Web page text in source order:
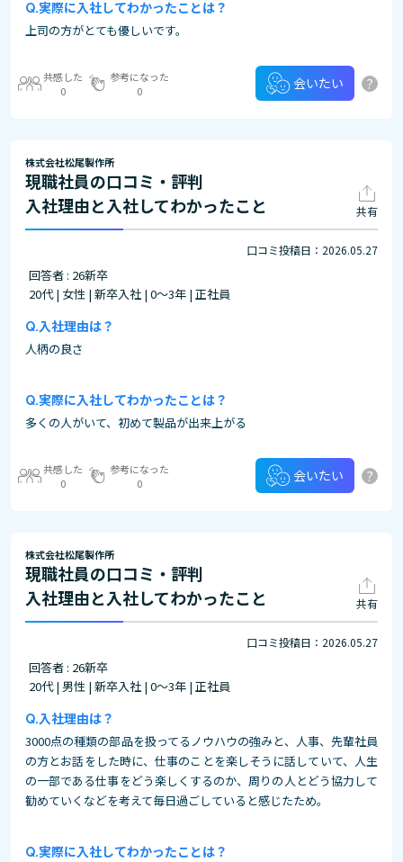
実際に入社してわかったことは？
上司の方がとても優しいです。
共感した
0
参考になった
0
会いたい ?
株式会社松尾製作所
現職社員の口コミ・評判
入社理由と入社してわかったこと
共有
口コミ投稿日：2026.05.27
回答者 : 26新卒
20代 | 女性 | 新卒入社 | 0～3年 | 正社員
入社理由は？
人柄の良さ
実際に入社してわかったことは？
多くの人がいて、初めて製品が出来上がる
共感した
0
参考になった
0
会いたい ?
株式会社松尾製作所
現職社員の口コミ・評判
入社理由と入社してわかったこと
共有
口コミ投稿日：2026.05.27
回答者 : 26新卒
20代 | 男性 | 新卒入社 | 0～3年 | 正社員
入社理由は？
3000点の種類の部品を扱ってるノウハウの強みと、人事、先輩社員
の方とお話をした時に、仕事のことを楽しそうに話していて、人生
の一部である仕事をどう楽しくするのか、周りの人とどう協力して
勧めていくなどを考えて毎日過ごしていると感じたため。
実際に入社してわかったことは？